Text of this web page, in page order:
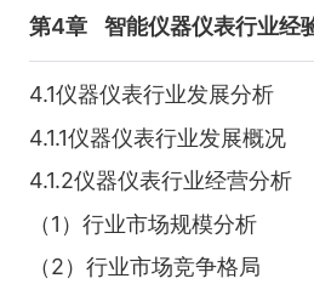
第4章 智能仪器仪表行业经
4.1仪器仪表行业发展分析
4.1.1仪器仪表行业发展概况
4.1.2仪器仪表行业经营分析
（1）行业市场规模分析
（2）行业市场竞争格局